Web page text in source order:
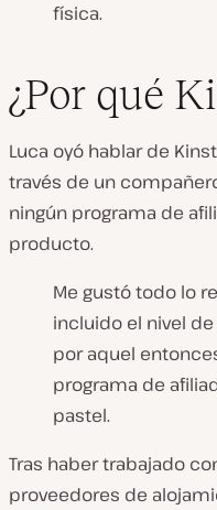
física.
¿Por qué
Luca oyó hablar de
través de un
ningún programa de
producto.
Me gustó todo lo
incluido el nivel
por aquel
programa de
pastel.
Tras haber trabajado
proveedores de